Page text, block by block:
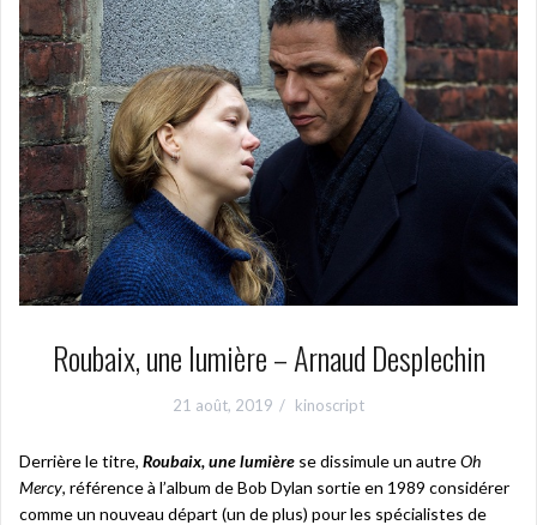
Roubaix, une lumière – Arnaud Desplechin
21 août, 2019 kinoscript
Derrière le titre, Roubaix, une lumière se dissimule un autreOh
Mercy, référence à l’album de Bob Dylan sortie en 1989 considérer
comme un nouveau départ (un de plus) pour les spécialistes de